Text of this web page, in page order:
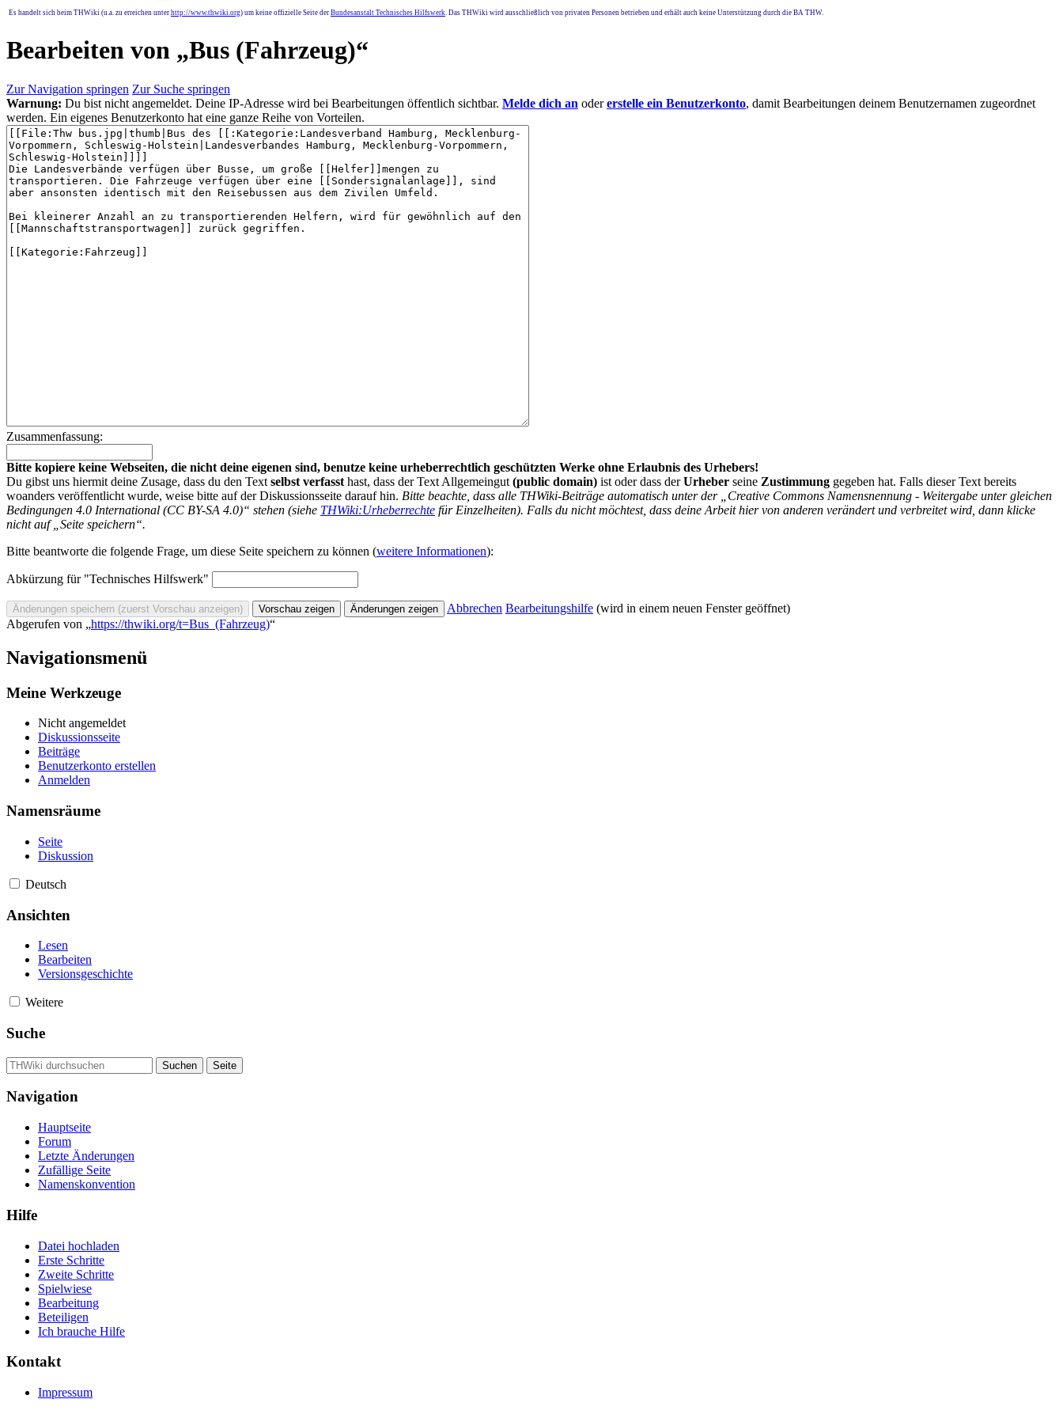
Es handelt sich beim THWiki (u.a. zu erreichen unter http://www.thwiki.org) um keine offizielle Seite der Bundesanstalt Technisches Hilfswerk. Das THWiki wird ausschließlich von privaten Personen betrieben und erhält auch keine Unterstützung durch die BA THW.
Bearbeiten von „Bus (Fahrzeug)“
Zur Navigation springen Zur Suche springen
Warnung: Du bist nicht angemeldet. Deine IP-Adresse wird bei Bearbeitungen öffentlich sichtbar. Melde dich an odererstelle ein Benutzerkonto, damit Bearbeitungen deinem Benutzernamen zugeordnet
werden. Ein eigenes Benutzerkonto hat eine ganze Reihe von Vorteilen.
Zusammenfassung:
Bitte kopiere keine Webseiten, die nicht deine eigenen sind, benutze keine urheberrechtlich geschützten Werke ohne Erlaubnis des Urhebers!
Du gibst uns hiermit deine Zusage, dass du den Text selbst verfasst hast, dass der Text Allgemeingut (public domain) ist oder dass derUrheber seine Zustimmung gegeben hat. Falls dieser Text bereits
woanders veröffentlicht wurde, weise bitte auf der Diskussionsseite darauf hin. Bitte beachte, dass alle THWiki-Beiträge automatisch unter der „Creative Commons Namensnennung - Weitergabe unter gleichen
Bedingungen 4.0 International (CC BY-SA 4.0)“ stehen (siehe THWiki:Urheberrechte für Einzelheiten). Falls du nicht möchtest, dass deine Arbeit hier von anderen verändert und verbreitet wird, dann klicke
nicht auf „Seite speichern“.
Bitte beantworte die folgende Frage, um diese Seite speichern zu können (weitere Informationen):
Abkürzung für "Technisches Hilfswerk"
Abbrechen Bearbeitungshilfe (wird in einem neuen Fenster geöffnet)
Abgerufen von „https://thwiki.org/t=Bus_(Fahrzeug)“
Navigationsmenü
Meine Werkzeuge
Nicht angemeldet
Diskussionsseite
Beiträge
Benutzerkonto erstellen
Anmelden
Namensräume
Seite
Diskussion
Deutsch
Ansichten
Lesen
Bearbeiten
Versionsgeschichte
Weitere
Suche
Navigation
Hauptseite
Forum
Letzte Änderungen
Zufällige Seite
Namenskonvention
Hilfe
Datei hochladen
Erste Schritte
Zweite Schritte
Spielwiese
Bearbeitung
Beteiligen
Ich brauche Hilfe
Kontakt
Impressum